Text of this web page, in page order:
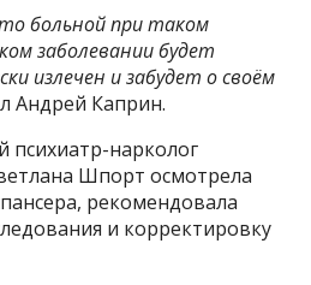
больной при таком
заболевании будет
излечен и забудет о своём
Андрей Каприн.
нарколог
Шпорт осмотрела
рекомендовала
и корректировку